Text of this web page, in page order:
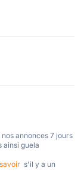
annonces 7 jours
ainsi guela
  s'il y a un